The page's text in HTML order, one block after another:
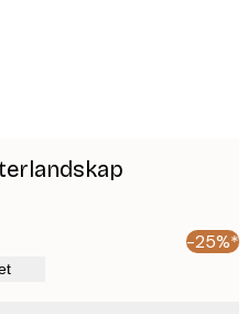
-25%*